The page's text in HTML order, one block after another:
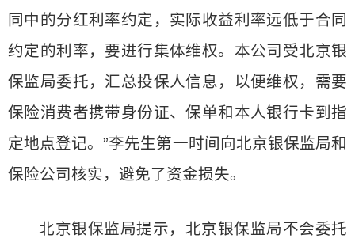
同中的分红利率约定，实际收益利率远低于合同
约定的利率，要进行集体维权。本公司受北京银
保监局委托，汇总投保人信息，以便维权，需要
保险消费者携带身份证、保单和本人银行卡到指
定地点登记。”李先生第一时间向北京银保监局和
保险公司核实，避免了资金损失。
北京银保监局提示，北京银保监局不会委托